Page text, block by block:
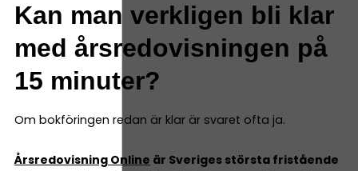
Kan man verkligen bli klar
med årsredovisningen på
15 minuter?
Om bokföringen redan är klar är svaret ofta ja.
Årsredovisning Online är Sveriges största fristående